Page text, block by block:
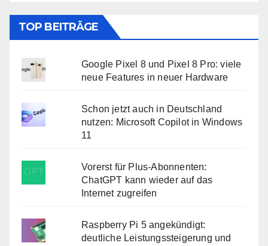
TOP BEITRÄGE
Google Pixel 8 und Pixel 8 Pro: viele
neue Features in neuer Hardware
Schon jetzt auch in Deutschland
nutzen: Microsoft Copilot in Windows
11
Vorerst für Plus-Abonnenten:
ChatGPT kann wieder auf das
Internet zugreifen
Raspberry Pi 5 angekündigt:
deutliche Leistungssteigerung und